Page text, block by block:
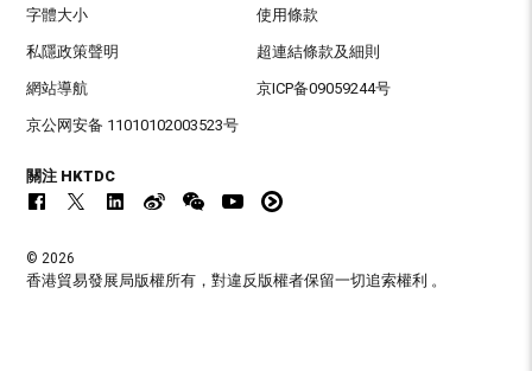
字體大小 使用條款
私隱政策聲明 超連結條款及細則
網站導航 京ICP备09059244号
京公网安备 11010102003523号
關注 HKTDC
© 2026
香港貿易發展局版權所有，對違反版權者保留一切追索權利 。